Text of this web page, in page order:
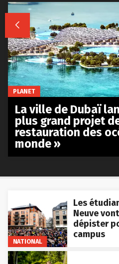
NATIONAL
Les
Neuve
dépister
campus

PLANET
La ville de Dubaï
plus grand projet
restauration des
monde »